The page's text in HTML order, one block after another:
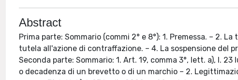
Abstract
Prima parte: Sommario (commi 2° e 8°): 1. Premessa. – 2.
tutela all'azione di contraffazione. – 4. La sospensione del
Seconda parte: Sommario: 1. Art. 19, comma 3°, lett. a), l.
o decadenza di un brevetto o di un marchio – 2.